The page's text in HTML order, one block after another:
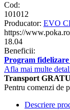
Cod:
101012
Producator: EVO
https://
18.04
Beneficii:
Program
Afla mai multe
Transport
Pentru comenzi de
Descriere